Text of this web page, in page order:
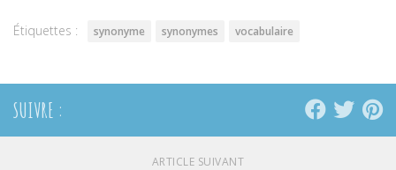
Étiquettes : synonyme synonymes vocabulaire
SUIVRE :
ARTICLE SUIVANT